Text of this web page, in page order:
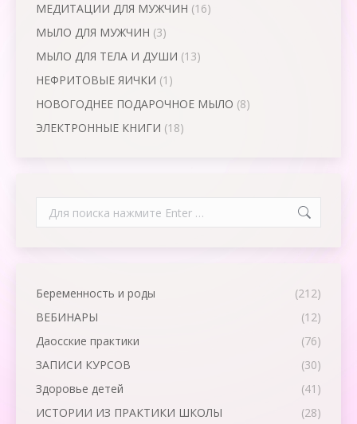
МЕДИТАЦИИ ДЛЯ МУЖЧИН (16)
МЫЛО ДЛЯ МУЖЧИН (3)
МЫЛО ДЛЯ ТЕЛА И ДУШИ (13)
НЕФРИТОВЫЕ ЯИЧКИ (1)
НОВОГОДНЕЕ ПОДАРОЧНОЕ МЫЛО (8)
ЭЛЕКТРОННЫЕ КНИГИ (18)
Search:
Беременность и роды
(212)
ВЕБИНАРЫ
(12)
Даосские практики
(76)
ЗАПИСИ КУРСОВ
(30)
Здоровье детей
(41)
ИСТОРИИ ИЗ ПРАКТИКИ ШКОЛЫ
(28)